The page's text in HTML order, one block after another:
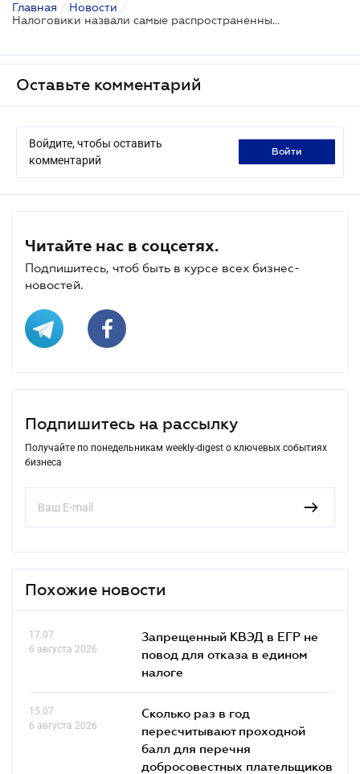
Главная / Новости /
Налоговики назвали самые распространенные нарушения плательщиков акциза
Оставьте комментарий
Войдите, чтобы оставить
комментарий
войти
Читайте нас в соцсетях.
Подпишитесь, чтоб быть в курсе всех бизнес-
новостей.
Подпишитесь на рассылку
Получайте по понедельникам weekly-digest о ключевых событиях
бизнеса
Похожие новости
17.07
6 августа 2026
Запрещенный КВЭД в ЕГР не
повод для отказа в едином
налоге
15.07
6 августа 2026
Сколько раз в год
пересчитывают проходной
балл для перечня
добросовестных плательщиков